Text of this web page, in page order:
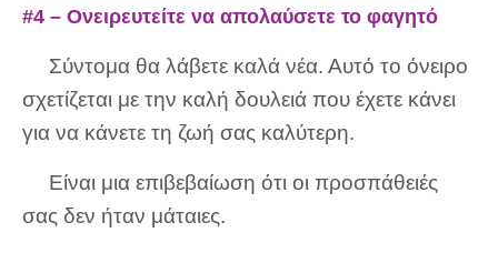
#4 – Ονειρευτείτε να απολαύσετε το φαγητό
Σύντομα θα λάβετε καλά νέα. Αυτό το όνειρο
σχετίζεται με την καλή δουλειά που έχετε κάνει
για να κάνετε τη ζωή σας καλύτερη.
Είναι μια επιβεβαίωση ότι οι προσπάθειές
σας δεν ήταν μάταιες.